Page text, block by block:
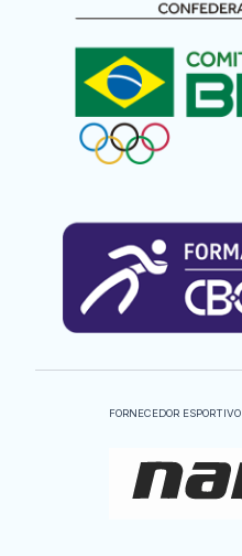
FORNECEDOR ESPORTIVO